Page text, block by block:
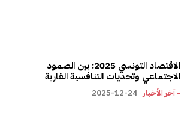
الاقتصاد التونسي 2025: بين الصمود
الاجتماعي وتحديات التنافسية القارية
- آخر الأخبار 2025-12-24